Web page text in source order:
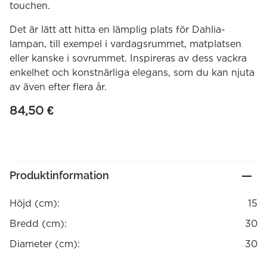
touchen.
Det är lätt att hitta en lämplig plats för Dahlia-
lampan, till exempel i vardagsrummet, matplatsen
eller kanske i sovrummet. Inspireras av dess vackra
enkelhet och konstnärliga elegans, som du kan njuta
av även efter flera år.
84,50 €
Produktinformation
Höjd (cm):
15
Bredd (cm):
30
Diameter (cm):
30